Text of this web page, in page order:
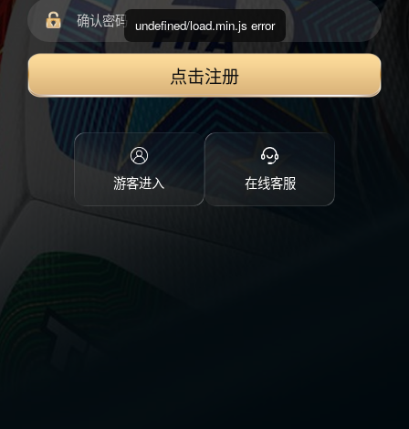
点击注册
游客进入 在线客服
undefined/load.min.js error